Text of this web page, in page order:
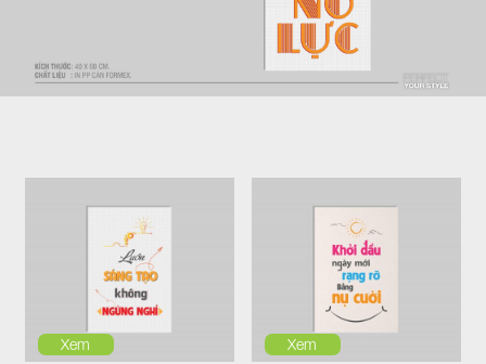
Xem Xem